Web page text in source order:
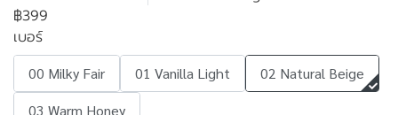
฿399
เบอร์
00 Milky Fair 01 Vanilla Light
02 Natural Beige
03 Warm Honey